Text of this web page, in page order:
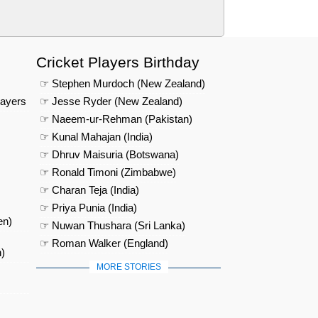
Cricket Players Birthday
☞ Stephen Murdoch (New Zealand)
☞ Jesse Ryder (New Zealand)
☞ Naeem-ur-Rehman (Pakistan)
☞ Kunal Mahajan (India)
☞ Dhruv Maisuria (Botswana)
☞ Ronald Timoni (Zimbabwe)
☞ Charan Teja (India)
☞ Priya Punia (India)
☞ Nuwan Thushara (Sri Lanka)
☞ Roman Walker (England)
MORE STORIES